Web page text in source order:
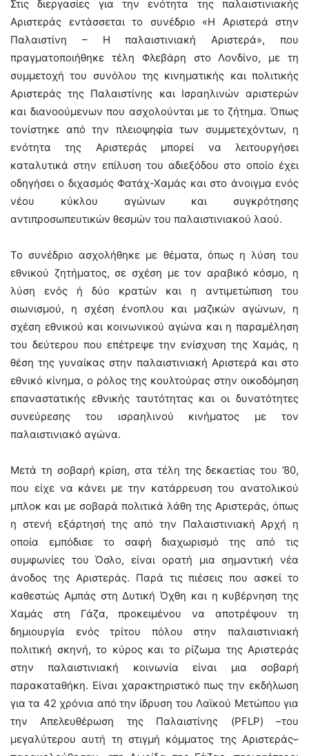
Στις διεργασίες για την ενότητα της παλαιστινιακής
Αριστεράς εντάσσεται το συνέδριο «Η Αριστερά στην
Παλαιστίνη – Η παλαιστινιακή Αριστερά», που
πραγματοποιήθηκε τέλη Φλεβάρη στο Λονδίνο, με τη
συμμετοχή του συνόλου της κινηματικής και πολιτικής
Αριστεράς της Παλαιστίνης και Ισραηλινών αριστερών
και διανοούμενων που ασχολούνται με το ζήτημα. Όπως
τονίστηκε από την πλειοψηφία των συμμετεχόντων, η
ενότητα της Αριστεράς μπορεί να λειτουργήσει
καταλυτικά στην επίλυση του αδιεξόδου στο οποίο έχει
οδηγήσει ο διχασμός Φατάχ-Χαμάς και στο άνοιγμα ενός
νέου κύκλου αγώνων και συγκρότησης
αντιπροσωπευτικών θεσμών του παλαιστινιακού λαού.
Το συνέδριο ασχολήθηκε με θέματα, όπως η λύση του
εθνικού ζητήματος, σε σχέση με τον αραβικό κόσμο, η
λύση ενός ή δύο κρατών και η αντιμετώπιση του
σιωνισμού, η σχέση ένοπλου και μαζικών αγώνων, η
σχέση εθνικού και κοινωνικού αγώνα και η παραμέληση
του δεύτερου που επέτρεψε την ενίσχυση της Χαμάς, η
θέση της γυναίκας στην παλαιστινιακή Αριστερά και στο
εθνικό κίνημα, ο ρόλος της κουλτούρας στην οικοδόμηση
επαναστατικής εθνικής ταυτότητας και οι δυνατότητες
συνεύρεσης του ισραηλινού κινήματος με τον
παλαιστινιακό αγώνα.
Μετά τη σοβαρή κρίση, στα τέλη της δεκαετίας του ’80,
που είχε να κάνει με την κατάρρευση του ανατολικού
μπλοκ και με σοβαρά πολιτικά λάθη της Αριστεράς, όπως
η στενή εξάρτησή της από την Παλαιστινιακή Αρχή η
οποία εμπόδισε το σαφή διαχωρισμό της από τις
συμφωνίες του Όσλο, είναι ορατή μια σημαντική νέα
άνοδος της Αριστεράς. Παρά τις πιέσεις που ασκεί το
καθεστώς Αμπάς στη Δυτική Όχθη και η κυβέρνηση της
Χαμάς στη Γάζα, προκειμένου να αποτρέψουν τη
δημιουργία ενός τρίτου πόλου στην παλαιστινιακή
πολιτική σκηνή, το κύρος και το ρίζωμα της Αριστεράς
στην παλαιστινιακή κοινωνία είναι μια σοβαρή
παρακαταθήκη. Είναι χαρακτηριστικό πως την εκδήλωση
για τα 42 χρόνια από την ίδρυση του Λαϊκού Μετώπου για
την Απελευθέρωση της Παλαιστίνης (PFLP) –του
μεγαλύτερου αυτή τη στιγμή κόμματος της Αριστεράς–